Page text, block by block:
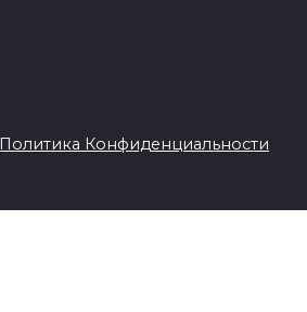
Политика Конфиденциальности